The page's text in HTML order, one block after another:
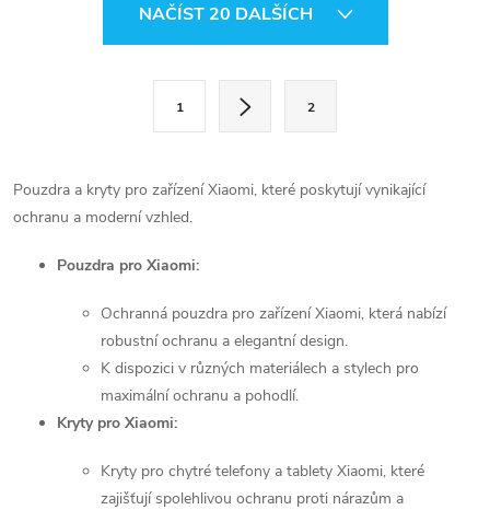
d
a
NAČÍST 20 DALŠÍCH
á
n
1 2
Pouzdra a kryty pro zařízení Xiaomi, které poskytují vynikající
ochranu a moderní vzhled.
Pouzdra pro Xiaomi:
Ochranná pouzdra pro zařízení Xiaomi, která nabízí
robustní ochranu a elegantní design.
K dispozici v různých materiálech a stylech pro
maximální ochranu a pohodlí.
Kryty pro Xiaomi:
Kryty pro chytré telefony a tablety Xiaomi, které
zajišťují spolehlivou ochranu proti nárazům a